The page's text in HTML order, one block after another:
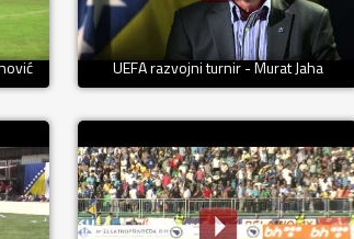
UEFA razvojni turnir - Murat Jaha